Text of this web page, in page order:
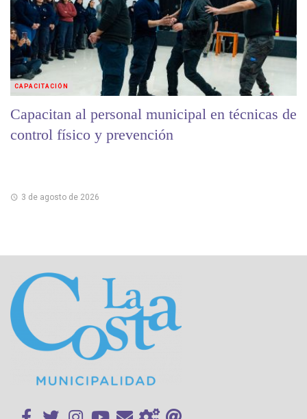
Capacitan al personal municipal en técnicas de
control físico y prevención
3 de agosto de 2026
CAPACITACIÓN